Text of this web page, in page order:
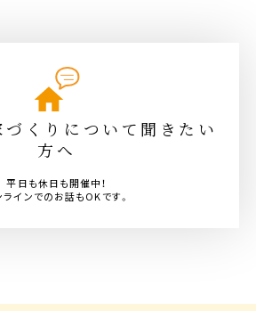
くりについて聞きたい
方へ
平日も休日も開催中！
ラインでのお話もOKです。